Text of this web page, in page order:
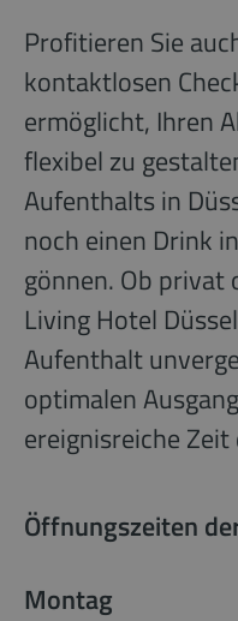
Profitieren Sie
kontaktlosen
ermöglicht, Ihren
flexibel zu
Aufenthalts in
noch einen Drink
gönnen. Ob privat
Living Hotel
Aufenthalt
optimalen
ereignisreiche Zeit
Öffnungszeiten
Montag